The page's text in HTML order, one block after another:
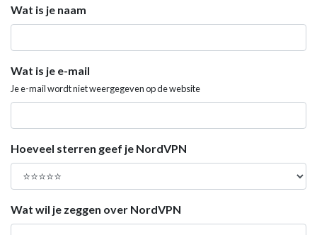
Wat is je naam
Wat is je e-mail
Je e-mail wordt niet weergegeven op de website
Hoeveel sterren geef je NordVPN
Wat wil je zeggen over NordVPN